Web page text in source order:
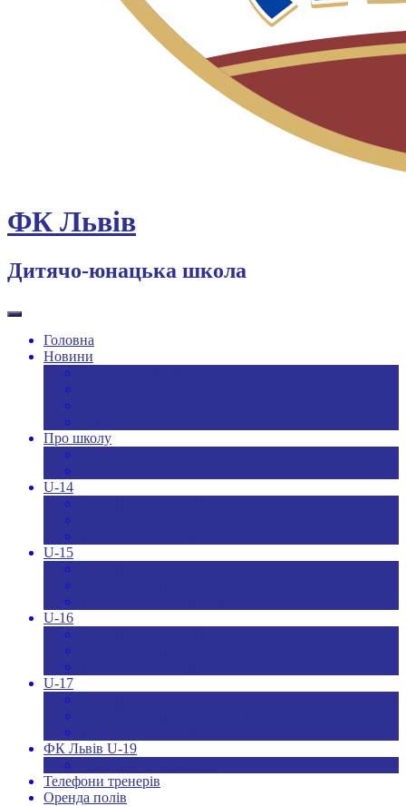
ФК Львів
Дитячо-юнацька школа
Головна
Новини
Про школу
U-14
U-15
U-16
U-17
ФК Львів U-19
Телефони тренерів
Оренда полів